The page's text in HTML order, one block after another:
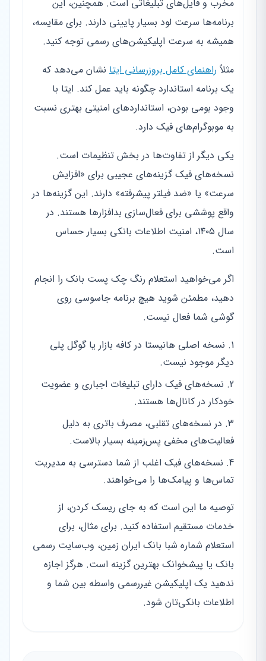
مخرب و فایل‌های تبلیغاتی است. همچنین، این
برنامه‌ها سرعت لود بسیار پایینی دارند. برای مقایسه،
همیشه به سرعت اپلیکیشن‌های رسمی توجه کنید.
مثلاً راهنمای کامل بروزرسانی ایتا نشان می‌دهد که
یک برنامه استاندارد چگونه باید عمل کند. ایتا با
وجود بومی بودن، استانداردهای امنیتی بهتری نسبت
به موبوگرام‌های فیک دارد.
یکی دیگر از تفاوت‌ها در بخش تنظیمات است.
نسخه‌های فیک گزینه‌های عجیبی برای «افزایش
سرعت» یا «ضد فیلتر پیشرفته» دارند. این گزینه‌ها در
واقع پوششی برای فعال‌سازی بدافزارها هستند. در
سال ۱۴۰۵، امنیت اطلاعات بانکی بسیار حساس
است.
اگر می‌خواهید استعلام رنگ چک پست بانک را انجام
دهید، مطمئن شوید هیچ برنامه جاسوسی روی
گوشی شما فعال نیست.
نسخه اصلی هانیستا در کافه بازار یا گوگل پلی
دیگر موجود نیست.
نسخه‌های فیک دارای تبلیغات اجباری و عضویت
خودکار در کانال‌ها هستند.
در نسخه‌های تقلبی، مصرف باتری به دلیل
فعالیت‌های مخفی پس‌زمینه بسیار بالاست.
نسخه‌های فیک اغلب از شما دسترسی به مدیریت
تماس‌ها و پیامک‌ها را می‌خواهند.
توصیه ما این است که به جای ریسک کردن، از
خدمات مستقیم استفاده کنید. برای مثال، برای
استعلام شماره شبا بانک ایران زمین، وب‌سایت رسمی
بانک یا پیشخوانک بهترین گزینه است. هرگز اجازه
ندهید یک اپلیکیشن غیررسمی واسطه بین شما و
اطلاعات بانکی‌تان شود.